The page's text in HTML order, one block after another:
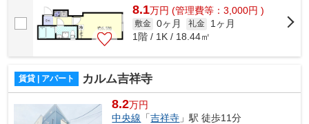
8.1万円 (管理費等：3,000円 )
敷金 0ヶ月 礼金
1ヶ月
1階 / 1K / 18.44㎡
賃貸 | アパート カルム吉祥寺
8.2万円
中央線 「吉祥寺 」駅 徒歩11分